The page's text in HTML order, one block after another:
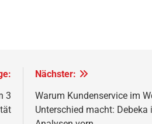
3
Nächster:
Warum Kundenservice im
Unterschied macht: